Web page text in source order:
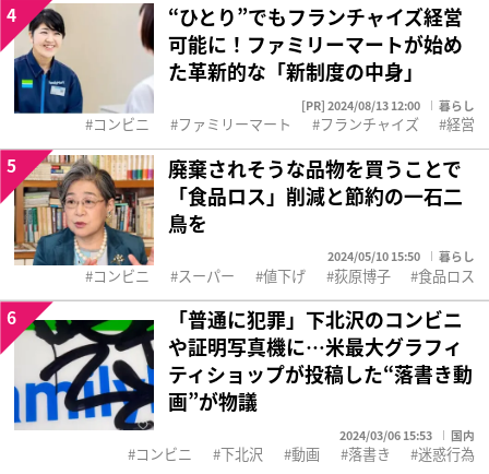
“ひとり”でもフランチャイズ経営
可能に！ファミリーマートが始め
た革新的な「新制度の中身」
[PR] 2024/08/13 12:00 暮らし
4
コンビニ ファミリーマート フランチャイズ 経営
廃棄されそうな品物を買うことで
「食品ロス」削減と節約の一石二
鳥を
2024/05/10 15:50 暮らし
5
コンビニ スーパー 値下げ 荻原博子 食品ロス
「普通に犯罪」下北沢のコンビニ
や証明写真機に…米最大グラフィ
ティショップが投稿した“落書き動
画”が物議
2024/03/06 15:53 国内
6
コンビニ 下北沢 動画 落書き 迷惑行為